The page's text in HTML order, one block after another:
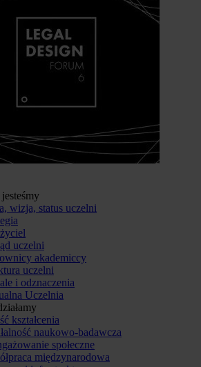
wizja, status uczelni
uczelni
akademiccy
uczelni
i odznaczenia
Uczelnia
kształcenia
naukowo-badawcza
społeczne
międzynarodowa